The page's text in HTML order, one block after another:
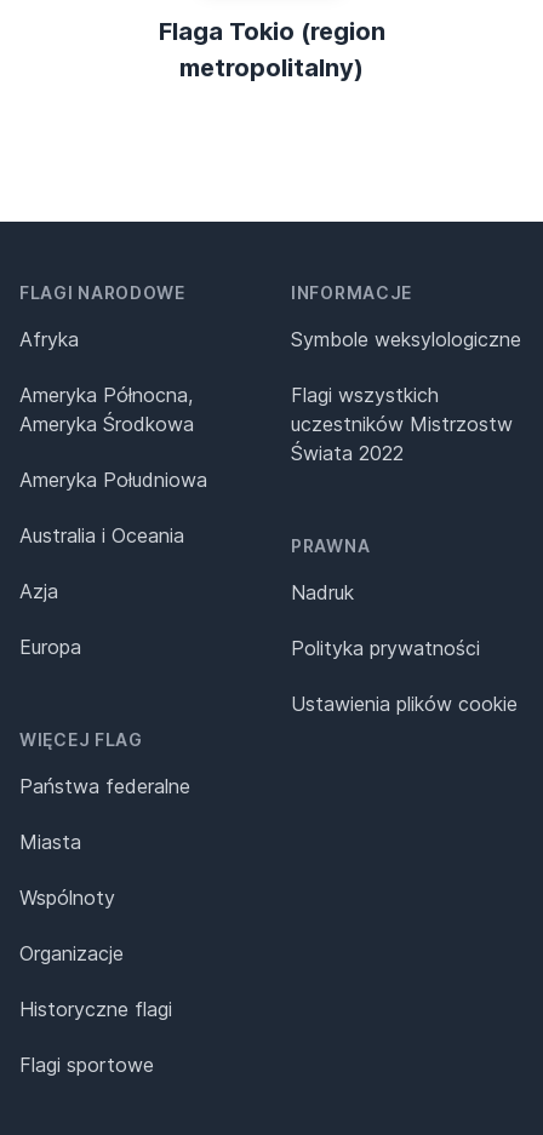
Flaga Tokio (region
metropolitalny)
FLAGI NARODOWE
Afryka
Ameryka Północna,
Ameryka Środkowa
Ameryka Południowa
Australia i Oceania
Azja
Europa
WIĘCEJ FLAG
Państwa federalne
Miasta
Wspólnoty
Organizacje
Historyczne flagi
Flagi sportowe
INFORMACJE
Symbole weksylologiczne
Flagi wszystkich
uczestników Mistrzostw
Świata 2022
PRAWNA
Nadruk
Polityka prywatności
Ustawienia plików cookie